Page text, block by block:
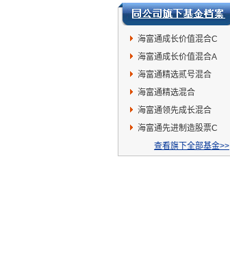
海富通成长价值混合C
海富通成长价值混合A
海富通精选贰号混合
海富通精选混合
海富通领先成长混合
海富通先进制造股票C
查看旗下全部基金>>